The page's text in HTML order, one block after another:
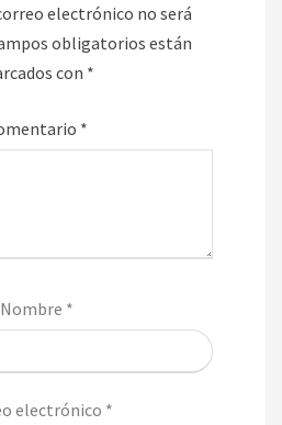
electrónico no será
obligatorios están
con *
*
Nombre *
electrónico *